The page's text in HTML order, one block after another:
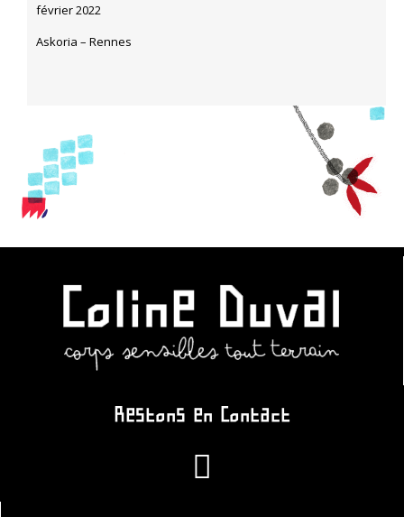
février 2022
Askoria – Rennes
Restons en Contact